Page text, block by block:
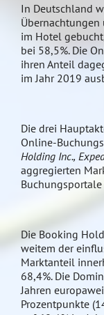
In Deutschland
im Hotel
bei 58,5%. Die
ihren Anteil
im Jahr 2019
Die drei
Online-
Holding Inc.,
aggregierten
Die Booking
weitem der
Marktanteil
68,4%. Die
Jahren
Prozentpunkte